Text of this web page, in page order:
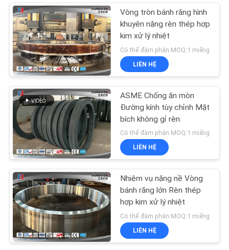
THAM
QUAN
NHÀ
MÁY
KIỂM
SOÁT
CHẤT
LƯỢNG
SƠ
ĐỒ
TRANG
WEB
Vòng tròn bánh răng hình
khuyên nặng rèn thép hợp
kim xử lý nhiệt
Có thể đàm phán MOQ:1 miếng
LIÊN HỆ
ASME Chống ăn mòn
Đường kính tùy chỉnh Mặt
bích không gỉ rèn
Có thể đàm phán MOQ:1 miếng
LIÊN HỆ
Nhiệm vụ nặng nề Vòng
bánh răng lớn Rèn thép
hợp kim xử lý nhiệt
Có thể đàm phán MOQ:1 miếng
LIÊN HỆ